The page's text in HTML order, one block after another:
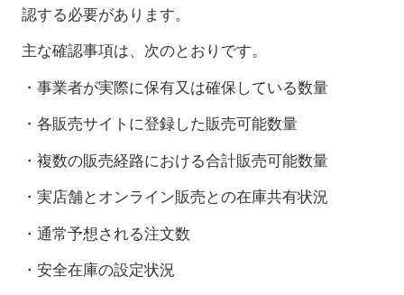
認する必要があります。
主な確認事項は、次のとおりです。
・事業者が実際に保有又は確保している数量
・各販売サイトに登録した販売可能数量
・複数の販売経路における合計販売可能数量
・実店舗とオンライン販売との在庫共有状況
・通常予想される注文数
・安全在庫の設定状況